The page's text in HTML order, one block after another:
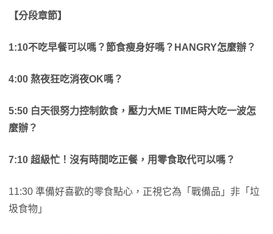
【分段章節】
​1:10不吃早餐可以嗎？節食瘦身好嗎？HANGRY怎麼辦？
4:00 熬夜狂吃消夜OK嗎？
5:50 白天很努力控制飲食，壓力大ME TIME時大吃一波怎
麼辦？
7:10 超級忙！沒有時間吃正餐，用零食取代可以嗎？
11:30 準備好喜歡的零食點心，正視它為「戰備品」非「垃
圾食物」